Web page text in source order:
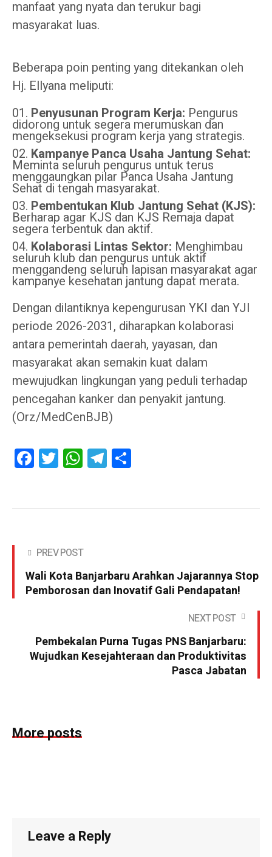
manfaat yang nyata dan terukur bagi
masyarakat luas.
Beberapa poin penting yang ditekankan oleh
Hj. Ellyana meliputi:
Penyusunan Program Kerja: Pengurus
didorong untuk segera merumuskan dan
mengeksekusi program kerja yang strategis.
Kampanye Panca Usaha Jantung Sehat:
Meminta seluruh pengurus untuk terus
menggaungkan pilar Panca Usaha Jantung
Sehat di tengah masyarakat.
Pembentukan Klub Jantung Sehat (KJS):
Berharap agar KJS dan KJS Remaja dapat
segera terbentuk dan aktif.
Kolaborasi Lintas Sektor: Menghimbau
seluruh klub dan pengurus untuk aktif
menggandeng seluruh lapisan masyarakat agar
kampanye kesehatan jantung dapat merata.
Dengan dilantiknya kepengurusan YKI dan YJI
periode 2026-2031, diharapkan kolaborasi
antara pemerintah daerah, yayasan, dan
masyarakat akan semakin kuat dalam
mewujudkan lingkungan yang peduli terhadap
pencegahan kanker dan penyakit jantung.
(Orz/MedCenBJB)
FacebookTwitterWhatsAppTelegram
PREV POST
Wali Kota Banjarbaru Arahkan Jajarannya Stop
Pemborosan dan Inovatif Gali Pendapatan!
NEXT POST
Pembekalan Purna Tugas PNS Banjarbaru:
Wujudkan Kesejahteraan dan Produktivitas
Pasca Jabatan
More posts
Leave a Reply